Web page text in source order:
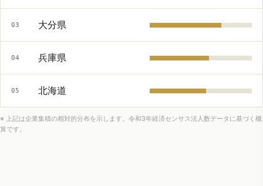
03 大分県
04 兵庫県
05 北海道
※ 上記は企業集積の相対的分布を示します。令和3年経済センサス法人数データに基づく概
算です。